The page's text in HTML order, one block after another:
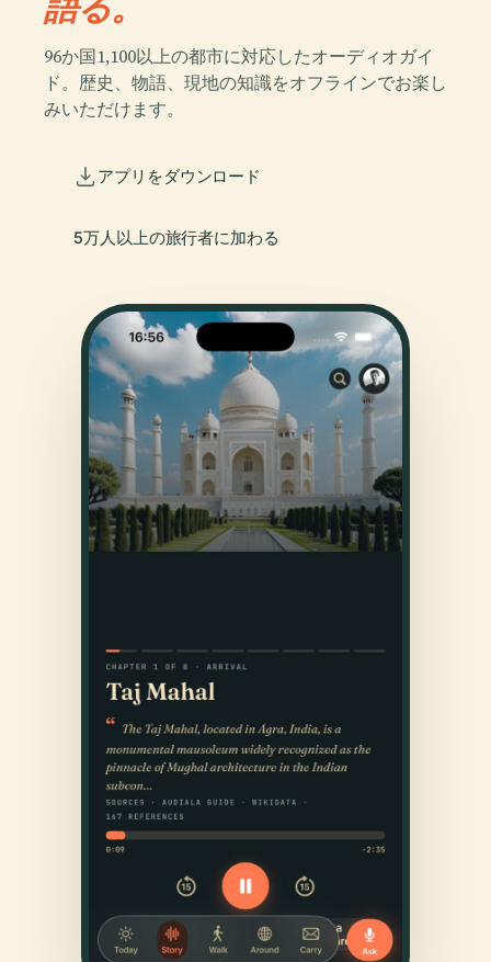
96か国1,100以上の都市に対応したオーディオガイ
ド。歴史、物語、現地の知識をオフラインでお楽し
みいただけます。
アプリをダウンロード
5万人以上の旅行者に加わる